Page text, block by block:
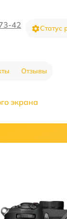
42 Статус
Отзывы
экрана